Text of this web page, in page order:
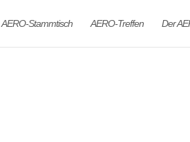
AERO-Stammtisch AERO-Treffen Der